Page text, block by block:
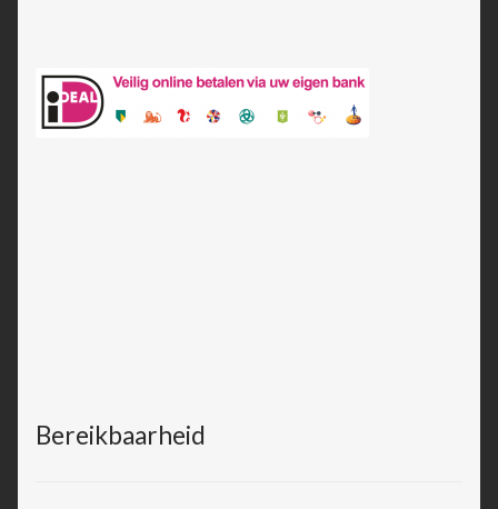
Bereikbaarheid